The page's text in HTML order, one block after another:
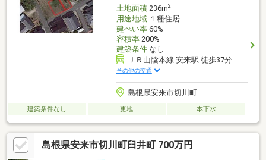
土地面積236m2
用途地域１種住居
建ぺい率60%
容積率200%
建築条件なし
ＪＲ山陰本線 安来駅 徒歩37分
その他の交通
島根県安来市切川町
建築条件なし 更地 本下水
島根県安来市切川町臼井町 700万円